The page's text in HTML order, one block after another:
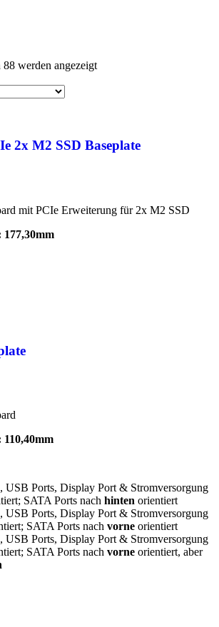
werden angezeigt
2x M2 SSD Baseplate
mit PCIe Erweiterung für 2x M2 SSD
177,30mm
USB Ports, Display Port & Stromversorgung
SATA Ports nach hinten orientiert
USB Ports, Display Port & Stromversorgung
SATA Ports nach vorne orientiert
USB Ports, Display Port & Stromversorgung
SATA Ports nach vorne orientiert, aber